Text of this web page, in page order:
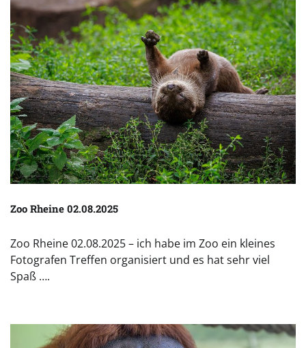
Zoo Rheine 02.08.2025
Zoo Rheine 02.08.2025 – ich habe im Zoo ein kleines
Fotografen Treffen organisiert und es hat sehr viel
Spaß ….